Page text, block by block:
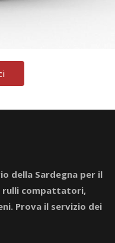
della Sardegna per il
rulli compattatori,
Prova il servizio dei